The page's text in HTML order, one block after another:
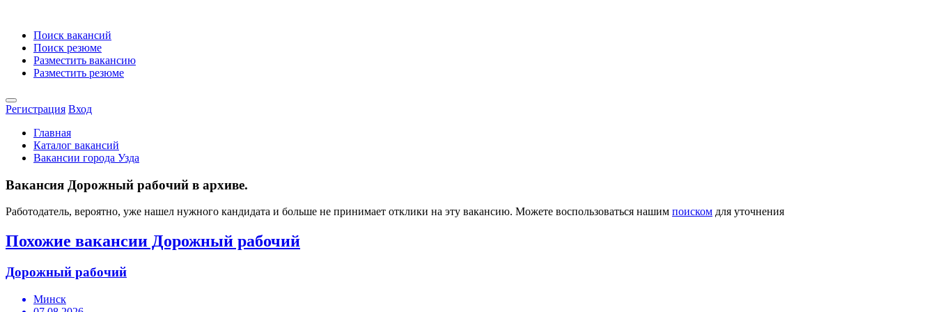
Поиск вакансий
Поиск резюме
Разместить вакансию
Разместить резюме
Регистрация Вход
Главная
Каталог вакансий
Вакансии города Узда
Вакансия Дорожный рабочий в архиве.
Работодатель, вероятно, уже нашел нужного кандидата и больше не принимает отклики на эту вакансию. Можете воспользоваться нашим поиском для уточнения
Похожие вакансии Дорожный рабочий
Дорожный рабочий
Минск